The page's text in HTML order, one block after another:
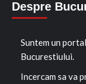
Despre
Suntem un
Bucurestiului.
Incercam sa va